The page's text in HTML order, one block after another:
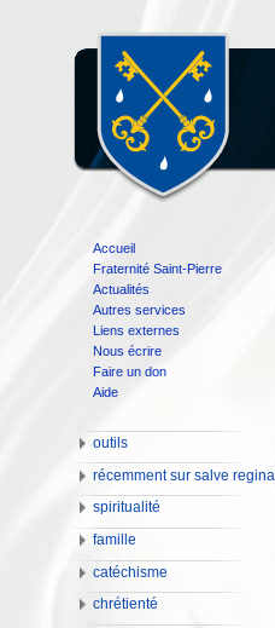
Accueil
Fraternité Saint-Pierre
Actualités
Autres services
Liens externes
Nous écrire
Faire un don
Aide
outils
récemment sur salve regina
spiritualité
famille
catéchisme
chrétienté